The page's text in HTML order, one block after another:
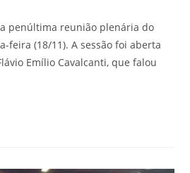
penúltima reunião plenária do
feira (18/11). A sessão foi aberta
Emílio Cavalcanti, que falou